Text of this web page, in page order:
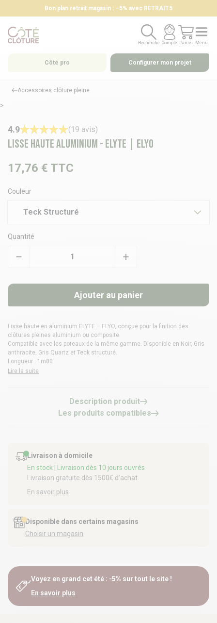
Bon plan retrait magasin : –5% avec RETRAIT5
Recherche
Recherche
Compte
Compte
Panier
Panier
Menu
Menu
Côté pro Configurer mon projet
Accessoires clôture pleine
Lisse haute aluminium - ELYTE | ELYO
4.9 (19 avis)
>
17,76 € TTC
Couleur
Teck Structuré
Quantité
Ajouter au panier
Lisse haute en aluminium ELYTE – ELYO, conçue pour la finition des
clôtures pleines aluminium ou composite.
Compatible avec les poteaux de la même gamme. Disponible en Noir, Gris
anthracite, Gris Quartz et Teck structuré.
Longueur : 1m80
Lire la suite
Description produit
Les produits compatibles
Livraison à domicile
En stock
| Livraison dès 10 jours ouvrés
Livraison gratuite dès 1500€ d’achat.
En savoir plus
Disponible dans certains magasins
Choisir un magasin
Voyez en grand cet été : -5% sur tout le site !
En savoir plus